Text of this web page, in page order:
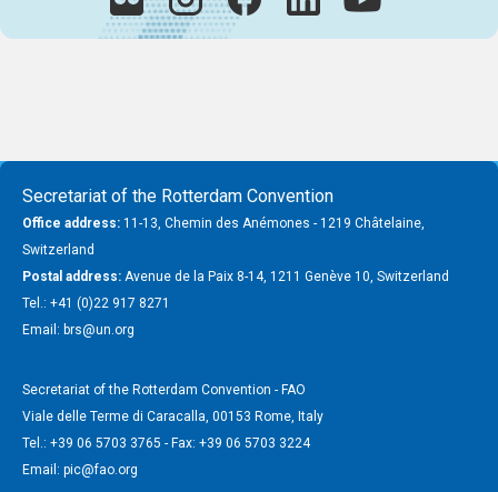
Secretariat of the Rotterdam Convention
Office address: 11-13, Chemin des Anémones - 1219 Châtelaine,
Switzerland
Postal address: Avenue de la Paix 8-14, 1211 Genève 10, Switzerland
Tel.: +41 (0)22 917 8271
Email: brs@un.org
Secretariat of the Rotterdam Convention - FAO
Viale delle Terme di Caracalla, 00153 Rome, Italy
Tel.: +39 06 5703 3765 - Fax: +39 06 5703 3224
Email: pic@fao.org